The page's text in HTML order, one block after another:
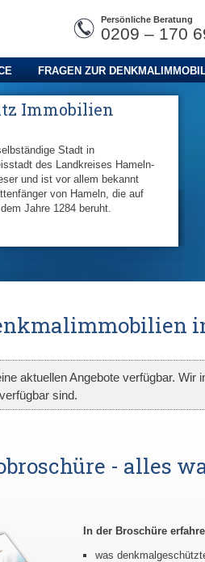
Persönliche Beratung
0209 – 170
FRAGEN ZUR
Immobilien
Stadt in
des Landkreises Hameln-
und ist vor allem bekannt
von Hameln, die auf
Jahre 1284 beruht.
aktuellen Angebote verfügbar. Wir
sind.
- alles
In der Broschüre
was